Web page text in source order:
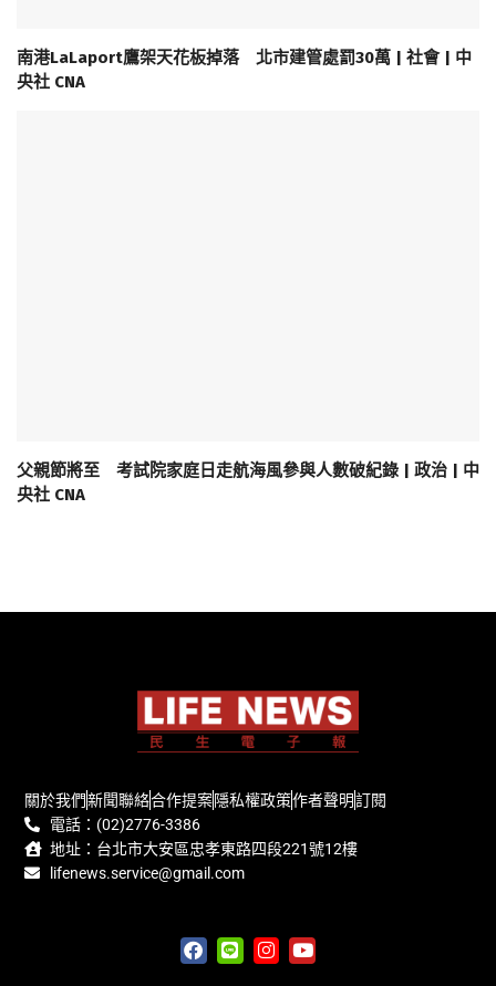
南港LaLaport鷹架天花板掉落 北市建管處罰30萬 | 社會 | 中
央社 CNA
父親節將至 考試院家庭日走航海風參與人數破紀錄 | 政治 | 中
央社 CNA
關於我們新聞聯絡合作提案隱私權政策作者聲明訂閱
電話：(02)2776-3386
地址：台北市大安區忠孝東路四段221號12樓
lifenews.service@gmail.com